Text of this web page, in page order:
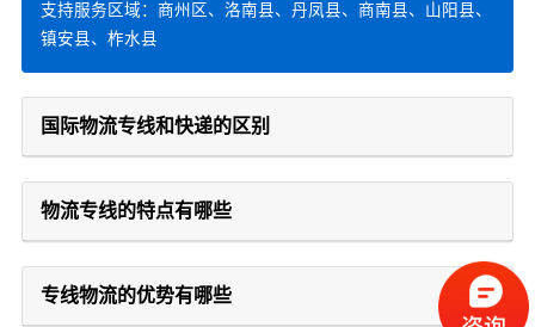
支持服务区域：商州区、洛南县、丹凤县、商南县、山阳县、
镇安县、柞水县
国际物流专线和快递的区别
物流专线的特点有哪些
专线物流的优势有哪些